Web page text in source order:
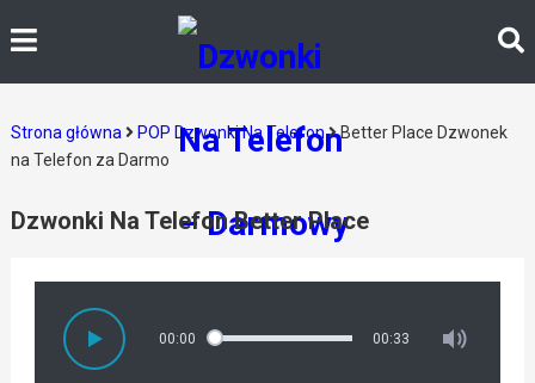
Strona główna POP Dzwonki Na Telefon
Better Place Dzwonek
na Telefon za Darmo
Dzwonki Na Telefon Better Place
00:00 00:33